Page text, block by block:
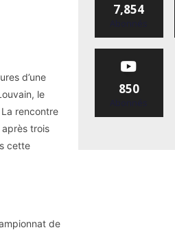
d’une
le
rencontre
trois
cette
de
7,854
Abonnés
850
Abonnés